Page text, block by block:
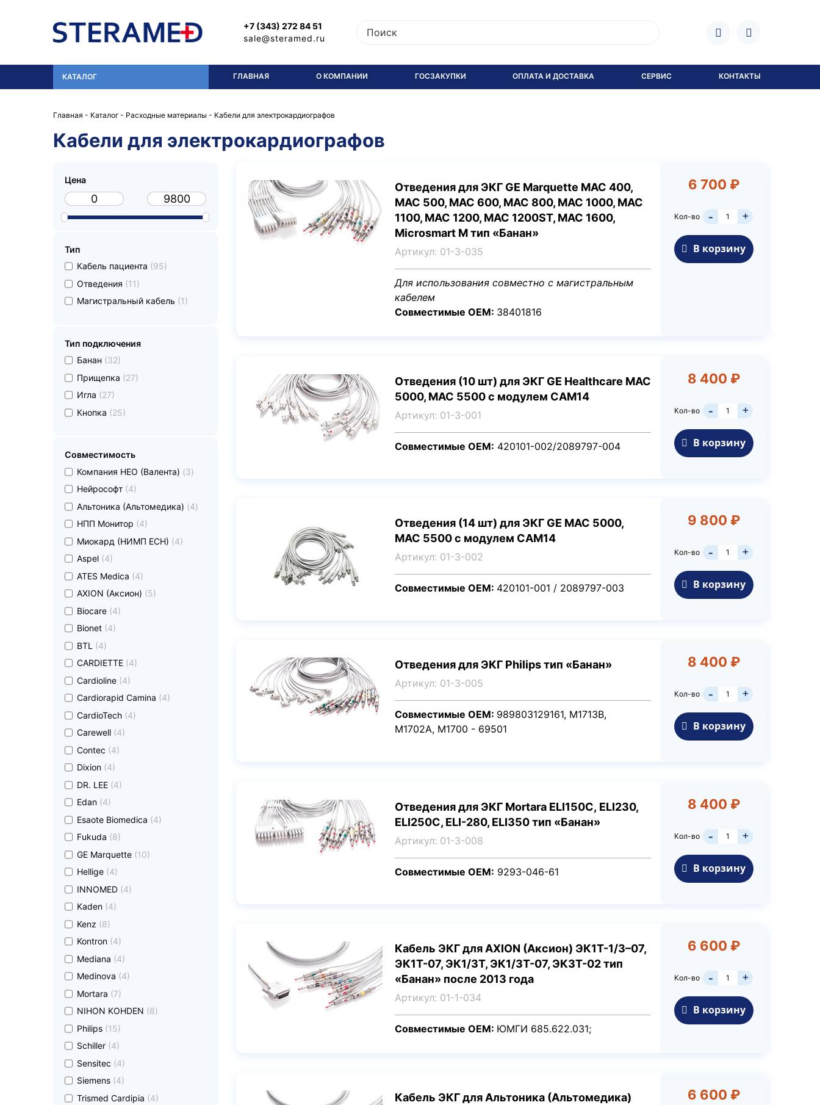
Перейти к основному содержанию
+7 (343) 272 84 51
sale@steramed.ru
КАТАЛОГ ГЛАВНАЯ О КОМПАНИИ ГОСЗАКУПКИ ОПЛАТА И ДОСТАВКА СЕРВИС КОНТАКТЫ
Главная - Каталог - Расходные материалы - Кабели для электрокардиографов
Кабели для электрокардиографов
6 700 ₽
Кол-во - +
В корзину
Отведения для ЭКГ GE Marquette MAC 400,
MAC 500, MAC 600, MAC 800, MAC 1000, MAC
1100, MAC 1200, MAC 1200ST, MAC 1600,
Microsmart M тип «Банан»
Артикул: 01-3-035
Для использования совместно с магистральным
кабелем
Совместимые OEM: 38401816
8 400 ₽
Кол-во - +
В корзину
Отведения (10 шт) для ЭКГ GE Healthcare MAC
5000, MAC 5500 с модулем CAM14
Артикул: 01-3-001
Совместимые OEM: 420101-002/2089797-004
9 800 ₽
Кол-во - +
В корзину
Отведения (14 шт) для ЭКГ GE MAC 5000,
MAC 5500 с модулем CAM14
Артикул: 01-3-002
Совместимые OEM: 420101-001 / 2089797-003
8 400 ₽
Кол-во - +
В корзину
Отведения для ЭКГ Philips тип «Банан»
Артикул: 01-3-005
Совместимые OEM: 989803129161, M1713B,
M1702A, M1700 - 69501
8 400 ₽
Кол-во - +
В корзину
Отведения для ЭКГ Mortara ELI150C, ELI230,
ELI250C, ELI-280, ELI350 тип «Банан»
Артикул: 01-3-008
Совместимые OEM: 9293-046-61
6 600 ₽
Кол-во - +
В корзину
Кабель ЭКГ для AXION (Аксион) ЭК1Т-1/3–07,
ЭК1Т-07, ЭК1/3Т, ЭК1/3Т-07, ЭК3Т-02 тип
«Банан» после 2013 года
Артикул: 01-1-034
Совместимые OEM: ЮМГИ 685.622.031;
6 600 ₽
Кабель ЭКГ для Альтоника (Альтомедика)
Цена
Тип
undefined
Кабель пациента (95)
undefined
Отведения (11)
undefined
Магистральный кабель (1)
Тип подключения
undefined
Банан (32)
undefined
Прищепка (27)
undefined
Игла (27)
undefined
Кнопка (25)
Совместимость
undefined
Компания НЕО (Валента) (3)
undefined
Нейрософт (4)
undefined
Альтоника (Альтомедика) (4)
undefined
НПП Монитор (4)
undefined
Миокард (НИМП ЕСН) (4)
undefined
Aspel (4)
undefined
ATES Medica (4)
undefined
AXION (Аксион) (5)
undefined
Biocare (4)
undefined
Bionet (4)
undefined
BTL (4)
undefined
CARDIETTE (4)
undefined
Cardioline (4)
undefined
Cardiorapid Camina (4)
undefined
CardioTech (4)
undefined
Carewell (4)
undefined
Contec (4)
undefined
Dixion (4)
undefined
DR. LEE (4)
undefined
Edan (4)
undefined
Esaote Biomedica (4)
undefined
Fukuda (8)
undefined
GE Marquette (10)
undefined
Hellige (4)
undefined
INNOMED (4)
undefined
Kaden (4)
undefined
Kenz (8)
undefined
Kontron (4)
undefined
Mediana (4)
undefined
Medinova (4)
undefined
Mortara (7)
undefined
NIHON KOHDEN (8)
undefined
Philips (15)
undefined
Schiller (4)
undefined
Sensitec (4)
undefined
Siemens (4)
undefined
Trismed Cardipia (4)